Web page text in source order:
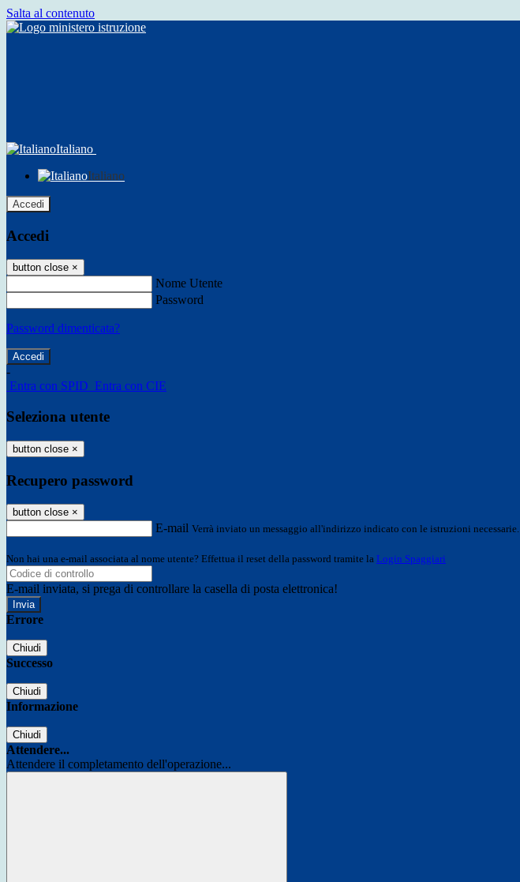
Salta al contenuto
Italiano
Italiano
Accedi
Accedi
button close ×
Nome Utente
Password
Password dimenticata?
-
Entra con SPID Entra con CIE
Seleziona utente
button close ×
Recupero password
button close ×
E-mail Verrà inviato un messaggio all'indirizzo indicato con le istruzioni necessarie.
Non hai una e-mail associata al nome utente? Effettua il reset della password tramite la Login Spaggiari
E-mail inviata, si prega di controllare la casella di posta elettronica!
Errore
Chiudi
Successo
Chiudi
Informazione
Chiudi
Attendere...
Attendere il completamento dell'operazione...